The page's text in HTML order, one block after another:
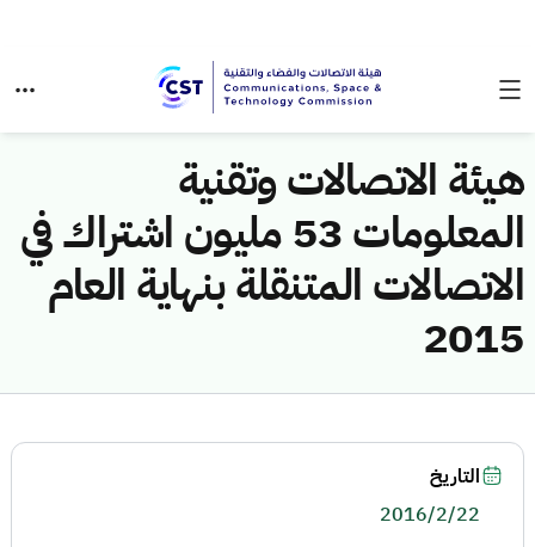
هيئة الاتصالات وتقنية
المعلومات 53 مليون اشتراك في
الاتصالات المتنقلة بنهاية العام
2015
التاريخ
2016/2/22